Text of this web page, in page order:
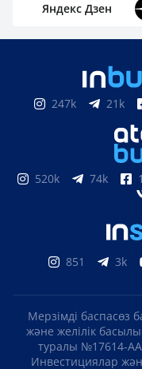
Яндекс Дзен
247k 21k
520k 74k
851 3k
Мерзімді баспасөз
және желілік
туралы №17614-АА
Инвестициялар